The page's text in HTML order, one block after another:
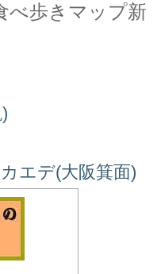
べ歩きマップ新
エデ(大阪箕面)